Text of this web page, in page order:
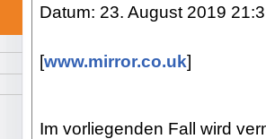
Datum: 23. August 2019
[www.mirror.co.uk]
Im vorliegenden Fall wird